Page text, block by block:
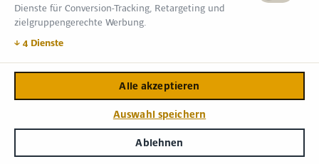
INFORMATIONEN
Allgemeine Geschäftsbedingungen (AGB)
Datenschutzerklärung
Kontakt
Zimper Media GmbH.
Login
Dienste für Conversion-Tracking, Retargeting und
zielgruppengerechte Werbung.
↓ 4 Dienste
Ablehnen
Auswahl speichern
Alle akzeptieren